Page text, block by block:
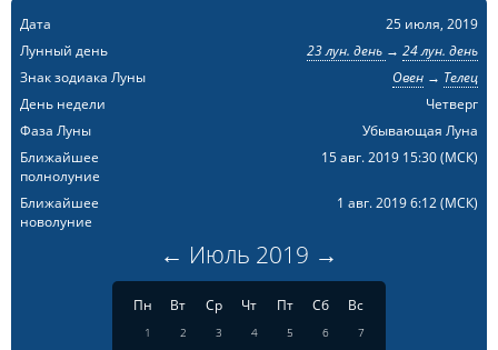
Дата
25 июля, 2019
Лунный день
23 лун. день → 24 лун. день
Знак зодиака Луны
Овен→ Телец
День недели
Четверг
Фаза Луны
Убывающая Луна
Ближайшее
полнолуние
15 авг. 2019 15:30(МСК)
Ближайшее
новолуние
1 авг. 2019 6:12(МСК)
← Июль 2019 →
Пн Вт Ср Чт Пт Сб Вс
1 2 3 4 5 6
7